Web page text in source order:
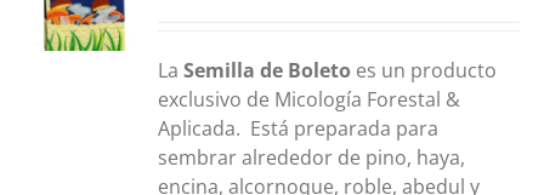
desde
30,00€
hasta
300,00€
LaSemilla de Boleto es un producto
exclusivo de Micología Forestal &
Aplicada. Está preparada para
sembrar alrededor de pino, haya,
encina, alcornoque, roble, abedul y